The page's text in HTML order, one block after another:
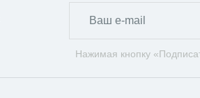
Нажимая кнопку